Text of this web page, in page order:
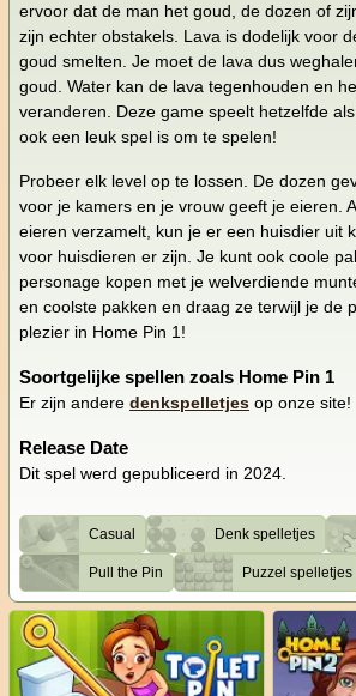
ervoor dat de man het goud, de dozen of
zijn echter obstakels. Lava is dodelijk voor
goud smelten. Je moet de lava dus
goud. Water kan de lava tegenhouden en
veranderen. Deze game speelt hetzelfde als
ook een leuk spel is om te spelen!
Probeer elk level op te lossen. De dozen
voor je kamers en je vrouw geeft je eieren.
eieren verzamelt, kun je er een huisdier uit
voor huisdieren er zijn. Je kunt ook coole
personage kopen met je welverdiende
en coolste pakken en draag ze terwijl je de
plezier in Home Pin 1!
Soortgelijke spellen zoals Home Pin 1
Er zijn andere denkspelletjes op onze site!
Release Date
Dit spel werd gepubliceerd in 2024.
Casual Denk spelletjes
Pull the Pin Puzzel spelletjes